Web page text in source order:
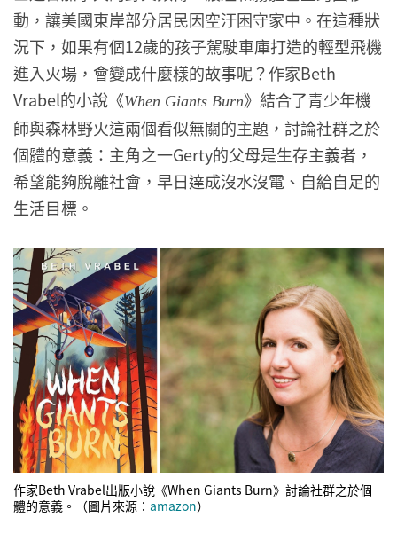
動，讓美國東岸部分居民因空汙困守家中。在這種狀
況下，如果有個12歲的孩子駕駛車庫打造的輕型飛機
進入火場，會變成什麼樣的故事呢？作家Beth
Vrabel的小說《When Giants Burn》結合了青少年機
師與森林野火這兩個看似無關的主題，討論社群之於
個體的意義：主角之一Gerty的父母是生存主義者，
希望能夠脫離社會，早日達成沒水沒電、自給自足的
生活目標。
作家Beth Vrabel出版小說《When Giants Burn》討論社群之於個
體的意義。（圖片來源： amazon）